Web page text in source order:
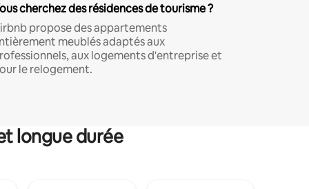
cherchez des résidences de tourisme ?
propose des appartements
meublés adaptés aux
aux logements d'entreprise et
le relogement.
longue durée